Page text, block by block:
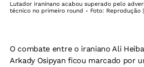
Lutador iraninano acabou superado pelo
técnico no primeiro round - Foto: Reprodução
O combate entre o iraniano Ali
Arkady Osipyan ficou marcado por